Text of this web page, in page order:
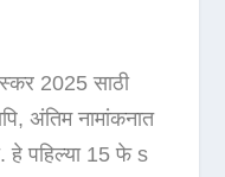
2025 साठी
अंतिम नामांकनात
हे पहिल्या 15 फे s